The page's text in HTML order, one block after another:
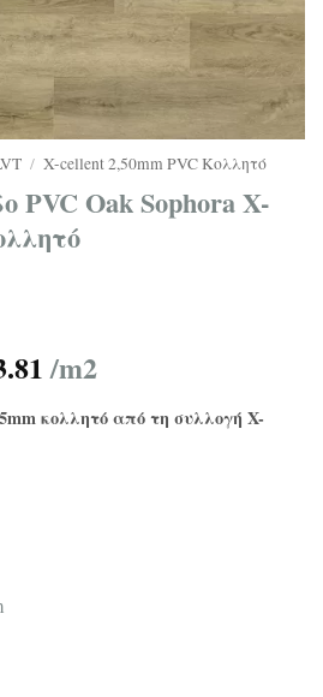
/ X-cellent 2,50mm PVC Κολλητό
PVC Oak Sophora X-
/m2
κολλητό από τη συλλογή X-